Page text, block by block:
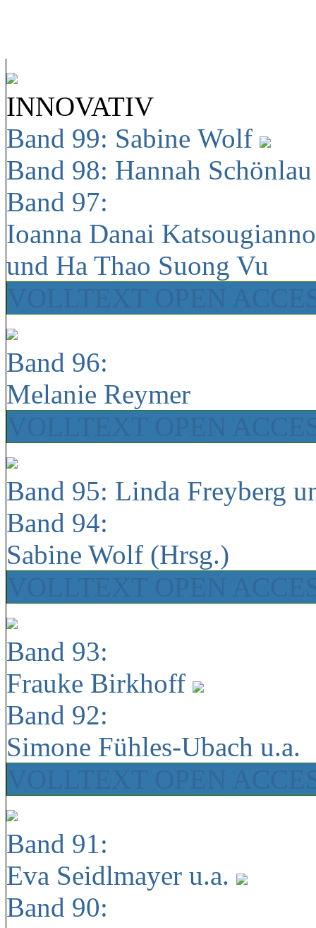
INNOVATIV
Band 99: Sabine Wolf
Band 98: Hannah
Band 97:
Ioanna Danai
und Ha Thao Suong Vu
Band 96:
Melanie Reymer
Band 95: Linda Freyberg
Band 94:
Sabine Wolf (Hrsg.)
Band 93:
Frauke Birkhoff
Band 92:
Simone Fühles-Ubach u.a.
Band 91:
Eva Seidlmayer u.a.
Band 90: